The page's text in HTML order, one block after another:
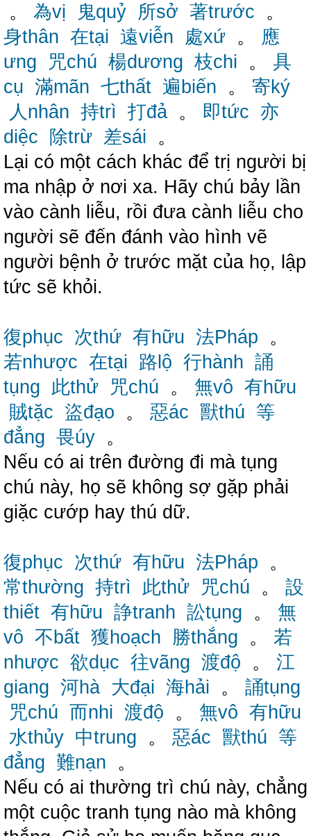
。 為vị 鬼quỷ 所sở 著trước 。
身thân 在tại 遠viễn 處xứ 。 應
ưng
咒chú 楊dương 枝chi 。 具
cụ 滿mãn 七thất 遍biến 。 寄ký
人nhân 持trì 打đả 。 即tức 亦
diệc
除trừ 差sái 。
Lại có một cách khác để trị người bị
ma nhập ở nơi xa. Hãy chú bảy lần
vào cành liễu, rồi đưa cành liễu cho
người sẽ đến đánh vào hình vẽ
người bệnh ở trước mặt của họ, lập
tức sẽ khỏi.
復phục 次thứ 有hữu 法Pháp 。
若nhược 在tại 路lộ 行hành 誦
tụng
此thử 咒chú 。 無vô 有hữu
賊tặc 盜đạo 。 惡ác 獸thú 等
đẳng 畏úy 。
Nếu có ai trên đường đi mà tụng
chú này, họ sẽ không sợ gặp phải
giặc cướp hay thú dữ.
復phục 次thứ 有hữu 法Pháp 。
常thường 持trì 此thử 咒chú 。 設
thiết 有hữu 諍tranh 訟tụng 。 無
vô 不bất 獲hoạch 勝thắng 。 若
nhược 欲dục 往vãng 渡độ 。 江
giang 河hà 大đại 海hải 。 誦tụng
咒chú 而nhi 渡độ 。 無vô 有hữu
水thủy 中trung 。 惡ác 獸thú 等
đẳng 難nạn 。
Nếu có ai thường trì chú này, chẳng
một cuộc tranh tụng nào mà không